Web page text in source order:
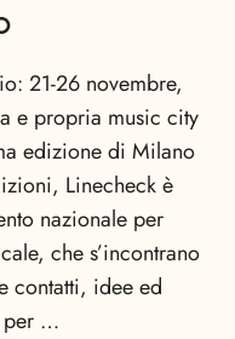
21-26 novembre,
e propria music city
edizione di Milano
Linecheck è
nazionale per
che s’incontrano
contatti, idee ed
per …